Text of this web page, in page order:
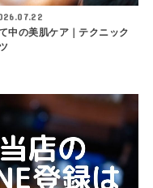
中の美肌ケア｜テクニック